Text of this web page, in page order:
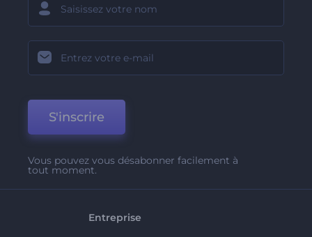
S'inscrire
Vous pouvez vous désabonner facilement à
tout moment.
Entreprise